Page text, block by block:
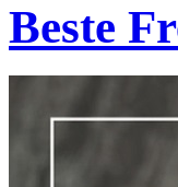
Beste